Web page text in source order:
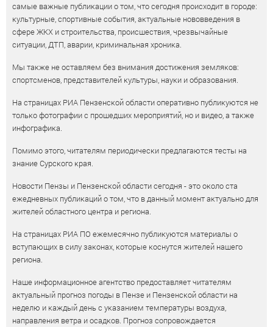
самые важные публикации о том, что сегодня происходит в городе:
культурные, спортивные события, актуальные нововведения в
сфере ЖКХ и строительства, происшествия, чрезвычайные
ситуации, ДТП, аварии, криминальная хроника.
Мы также не оставляем без внимания достижения земляков:
спортсменов, представителей культуры, науки и образования.
На страницах РИА Пензенской области оперативно публикуются не
только фотографии с прошедших мероприятий, но и видео, а также
инфографика.
Помимо этого, читателям периодически предлагаются тесты на
знание Сурского края.
Новости Пензы и Пензенской области сегодня - это около ста
ежедневных публикаций о том, что в данный момент актуально для
жителей областного центра и региона.
На страницах РИА ПО ежемесячно публикуются материалы о
вступающих в силу законах, которые коснутся жителей нашего
региона.
Наше информационное агентство предоставляет читателям
актуальный прогноз погоды в Пензе и Пензенской области на
неделю и каждый день с указанием температуры воздуха,
направления ветра и осадков. Прогноз сопровождается